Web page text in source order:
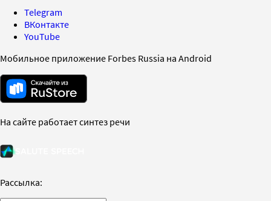
Telegram
ВКонтакте
YouTube
Мобильное приложение Forbes Russia на Android
На сайте работает синтез речи
Рассылка: